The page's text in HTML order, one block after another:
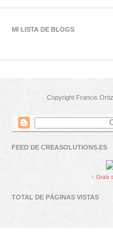
MI LISTA DE BLOGS
Copyright Francis
FEED DE CREASOLUTIONS.ES
↑ Grab
TOTAL DE PÁGINAS VISTAS